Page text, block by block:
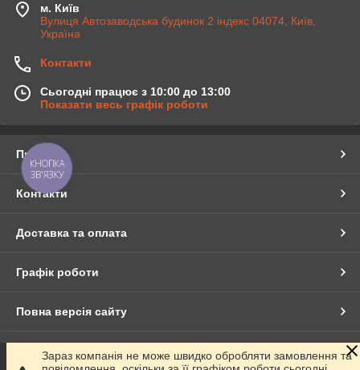
м. Київ
Вулиця Автозаводська будинок 2 індекс 04074, Київ,
Україна
Контакти
Сьогодні працює з 10:00 до 13:00
Показати весь графік роботи
Про нас
Контакти
Доставка та оплата
Графік роботи
Повна версія сайту
Сайт створено на маркетплейсі Prom.ua
Зараз компанія не може швидко обробляти замовлення та
КНОПКА
ЗВ'ЯЗКУ